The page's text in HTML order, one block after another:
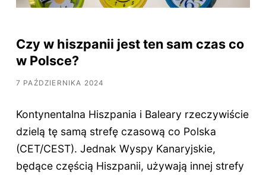
Czy w hiszpanii jest ten sam czas co
w Polsce?
7 PAŹDZIERNIKA 2024
Kontynentalna Hiszpania i Baleary rzeczywiście
dzielą tę samą strefę czasową co Polska
(CET/CEST). Jednak Wyspy Kanaryjskie,
będące częścią Hiszpanii, używają innej strefy